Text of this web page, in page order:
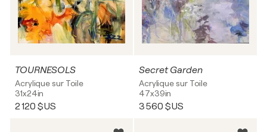
TOURNESOLS
Acrylique sur Toile
31x24in
2 120 $US
Secret Garden
Acrylique sur Toile
47x39in
3 560 $US